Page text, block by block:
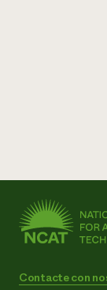
Contacte con